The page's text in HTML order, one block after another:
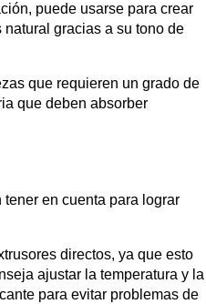
puede usarse para crear
gracias a su tono de
que requieren un grado de
que deben absorber
en cuenta para lograr
directos, ya que esto
ajustar la temperatura y la
para evitar problemas de